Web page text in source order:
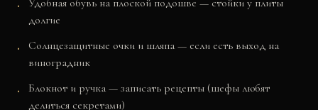
Удобная обувь на плоской подошве — стойки у плиты
долгие
Солнцезащитные очки и шляпа — если есть выход на
виноградник
Блокнот и ручка — записать рецепты (шефы любят
делиться секретами)